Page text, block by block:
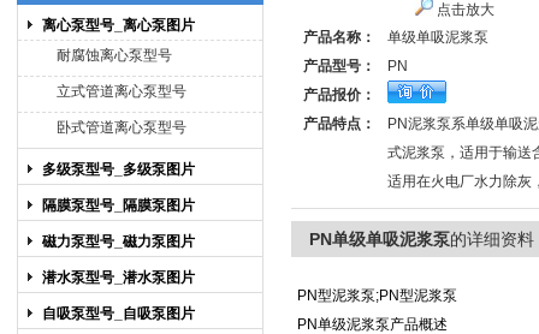
上海博禹泵业有限公司
离心泵型号_离心泵图片
耐腐蚀离心泵型号
立式管道离心泵型号
卧式管道离心泵型号
多级泵型号_多级泵图片
隔膜泵型号_隔膜泵图片
磁力泵型号_磁力泵图片
潜水泵型号_潜水泵图片
自吸泵型号_自吸泵图片
点击放大
产品名称：
单级单吸泥浆泵
产品型号：
PN
产品报价：
产品特点：
PN泥浆泵系单级单吸
式泥浆泵，适用于输送
适用在火电厂水力除灰
PN单级单吸泥浆泵的详细资料
PN型泥浆泵;PN型泥浆泵
PN单级泥浆泵产品概述